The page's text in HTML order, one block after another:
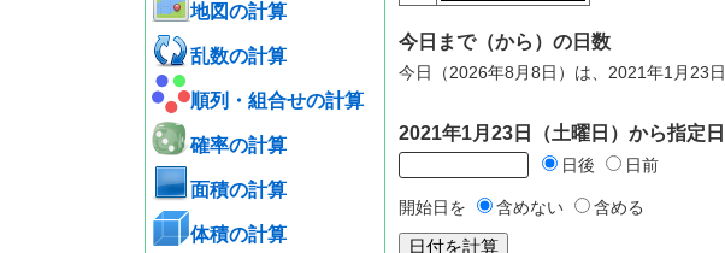
地図の計算
乱数の計算
順列・組合せの計算
確率の計算
面積の計算
体積の計算
今日まで（から）の日数
今日（2026年8月8日）は、2021年1月23
2021年1月23日（土曜日）から指定
日後 日前
開始日を 含めない 含める